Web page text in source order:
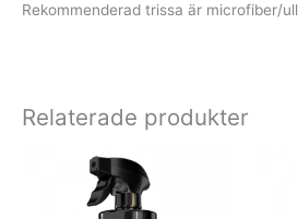
Rekommenderad trissa är microfiber/ull
Relaterade produkter